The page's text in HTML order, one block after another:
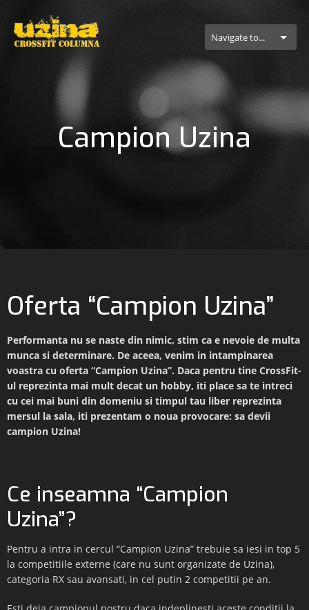
Navigate to...
Campion Uzina
Oferta “Campion Uzina”
Performanta nu se naste din nimic, stim ca e nevoie de multa
munca si determinare. De aceea, venim in intampinarea
voastra cu oferta “Campion Uzina”. Daca pentru tine CrossFit-
ul reprezinta mai mult decat un hobby, iti place sa te intreci
cu cei mai buni din domeniu si timpul tau liber reprezinta
mersul la sala, iti prezentam o noua provocare: sa devii
campion Uzina!
Ce inseamna “Campion
Uzina”?
Pentru a intra in cercul “Campion Uzina” trebuie sa iesi in top 5
la competitiile externe (care nu sunt organizate de Uzina),
categoria RX sau avansati, in cel putin 2 competitii pe an.